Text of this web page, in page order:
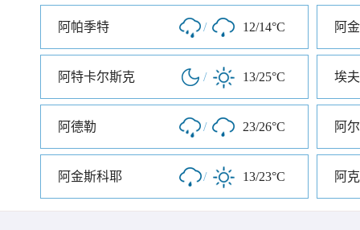
阿帕季特 / 12/14°C 阿
阿特卡尔斯克 / 13/25°C 埃
阿德勒 / 23/26°C 阿
阿金斯科耶 / 13/23°C 阿